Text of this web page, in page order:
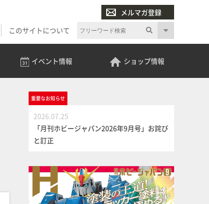
メルマガ登録
このサイトについて
イベント情報 ショップ情報
重要なお知らせ
2026.07.25
「月刊ホビージャパン2026年9月号」お詫び
と訂正